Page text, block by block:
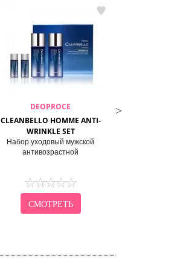
DEOPROCE
CLEANBELLO HOMME ANTI-
WRINKLE SET
Набор уходовый мужской
антивозрастной
СМОТРЕТЬ